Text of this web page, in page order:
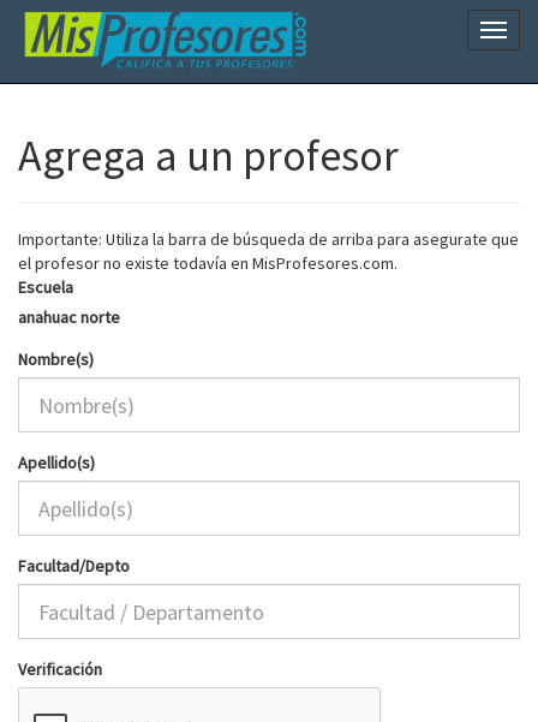
Agrega a un profesor
Importante: Utiliza la barra de búsqueda de arriba para asegurate que
el profesor no existe todavía en MisProfesores.com.
Escuela
anahuac norte
Nombre(s)
Apellido(s)
Facultad/Depto
Verificación